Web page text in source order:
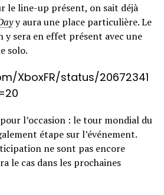
le line-up présent, on sait déjà
y aura une place particulière. Le
sera en effet présent avec une
solo.
XboxFR/status/20672341
l’occasion : le tour mondial du
étape sur l’événement.
ne sont pas encore
le cas dans les prochaines